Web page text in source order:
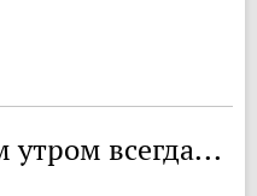
всегда...